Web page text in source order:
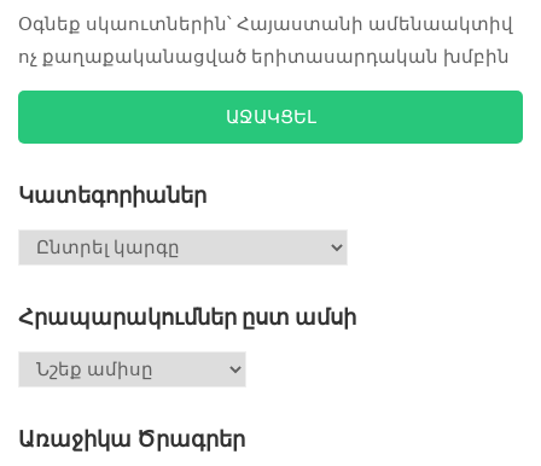
Օգնեք սկաուտներին՝ Հայաստանի ամենաակտիվ
ոչ քաղաքականացված երիտասարդական խմբին
ԱՋԱԿՑԵԼ
Կատեգորիաներ
Հրապարակումներ ըստ ամսի
Առաջիկա Ծրագրեր